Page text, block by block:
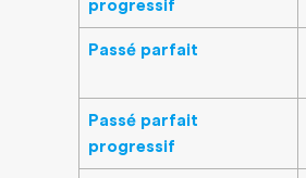
progressif
Passé parfait
Passé parfait
progressif